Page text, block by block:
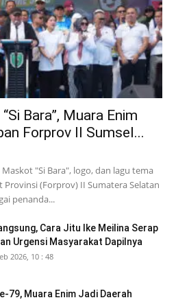
Bara”, Muara Enim
Forprov II Sumsel...
Maskot "Si Bara", logo, dan lagu tema
Provinsi (Forprov) II Sumatera Selatan
penanda...
Cara Jitu Ike Meilina Serap
Urgensi Masyarakat Dapilnya
2026, 10 : 48
79, Muara Enim Jadi Daerah